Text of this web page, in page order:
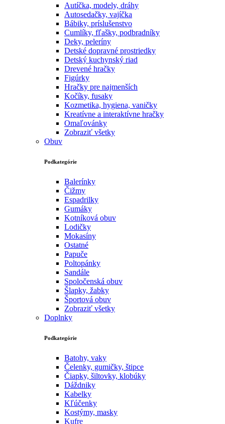
Autíčka, modely, dráhy
Autosedačky, vajíčka
Bábiky, príslušenstvo
Cumlíky, fľašky, podbradníky
Deky, peleríny
Detské dopravné prostriedky
Detský kuchynský riad
Drevené hračky
Figúrky
Hračky pre najmenších
Kočíky, fusaky
Kozmetika, hygiena, vaničky
Kreatívne a interaktívne hračky
Omaľovánky
Zobraziť všetky
Obuv
Podkategórie
Balerínky
Čižmy
Espadrilky
Gumáky
Kotníková obuv
Lodičky
Mokasíny
Ostatné
Papuče
Poltopánky
Sandále
Spoločenská obuv
Šlapky, žabky
Športová obuv
Zobraziť všetky
Doplnky
Podkategórie
Batohy, vaky
Čelenky, gumičky, štipce
Čiapky, šiltovky, klobúky
Dáždniky
Kabelky
Kľúčenky
Kostýmy, masky
Kufre